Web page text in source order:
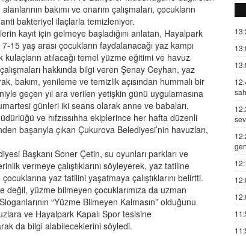
bakımı ve onarım çalışmaları, çocukların
bakteriyel ilaçlarla temizleniyor.
kayıt için gelmeye başladığını anlatan, Hayalpark
yaş arası çocukların faydalanacağı yaz kampı
kulaçların atılacağı temel yüzme eğitimi ve havuz
hakkında bilgi veren Şenay Ceyhan, yaz
bakım, yenileme ve temizlik açısından hummalı bir
geçen yıl ara verilen yetişkin günü uygulamasına
günleri iki seans olarak anne ve babaları,
ve hıfzıssıhha ekiplerince her hafta düzenli
başarıyla çıkan Çukurova Belediyesi’nin havuzları,
Başkanı Soner Çetin, su oyunları parkları ve
vermeye çalıştıklarını söyleyerek, yaz tatiline
yaz tatilini yaşatmaya çalıştıklarını belirtti.
yüzme bilmeyen çocuklarımıza da uzman
“Yüzme Bilmeyen Kalmasın” olduğunu
ve Hayalpark Kapalı Spor tesisine
da bilgi alabileceklerini söyledi.